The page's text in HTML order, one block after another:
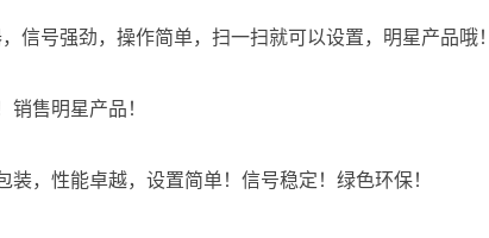
信号强劲，操作简单，扫一扫就可以设置，明星产品哦！
销售明星产品！
，性能卓越，设置简单！信号稳定！绿色环保！